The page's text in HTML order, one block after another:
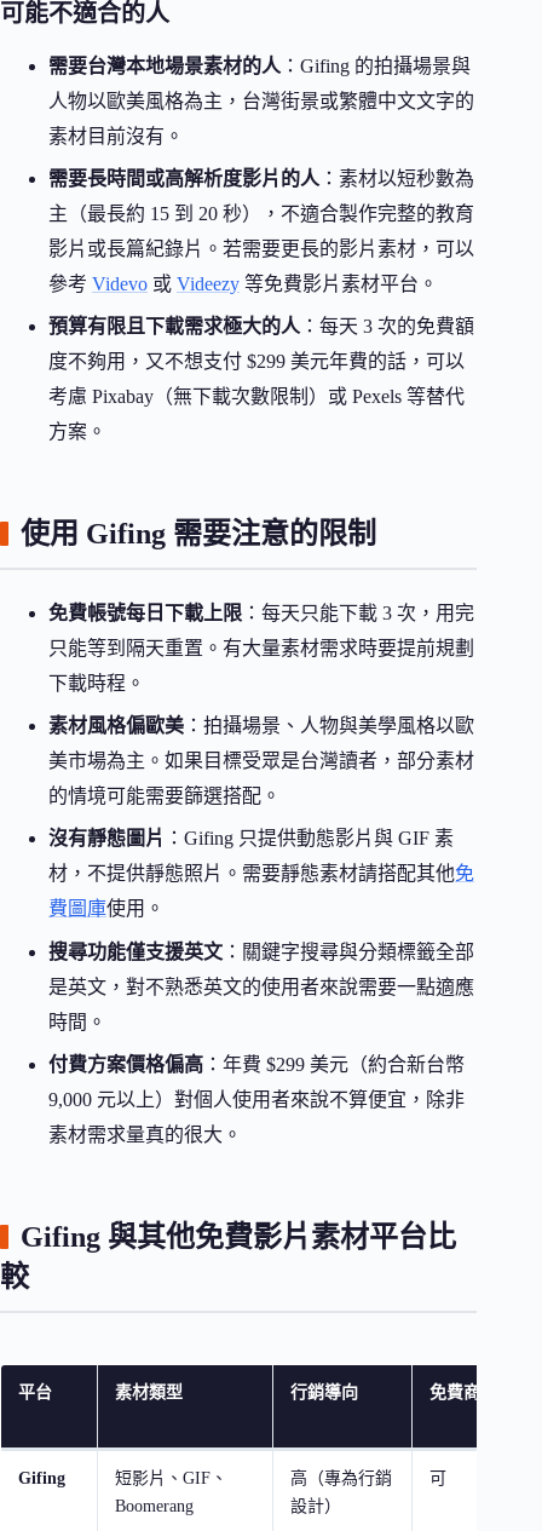
可能不適合的人
需要台灣本地場景素材的人 ：Gifing 的拍攝場景與
人物以歐美風格為主，台灣街景或繁體中文文字的
素材目前沒有。
需要長時間或高解析度影片的人 ：素材以短秒數為
主（最長約 15 到 20 秒），不適合製作完整的教育
影片或長篇紀錄片。若需要更長的影片素材，可以
參考 Videvo 或 Videezy 等免費影片素材平台。
預算有限且下載需求極大的人：每天 3 次的免費額
度不夠用，又不想支付 $299 美元年費的話，可以
考慮 Pixabay（無下載次數限制）或 Pexels 等替代
方案。
使用 Gifing 需要注意的限制
免費帳號每日下載上限 ：每天只能下載 3 次，用完
只能等到隔天重置。有大量素材需求時要提前規劃
下載時程。
素材風格偏歐美 ：拍攝場景、人物與美學風格以歐
美市場為主。如果目標受眾是台灣讀者，部分素材
的情境可能需要篩選搭配。
沒有靜態圖片 ：Gifing 只提供動態影片與 GIF 素
材，不提供靜態照片。需要靜態素材請搭配其他免
費圖庫使用。
搜尋功能僅支援英文 ：關鍵字搜尋與分類標籤全部
是英文，對不熟悉英文的使用者來說需要一點適應
時間。
付費方案價格偏高 ：年費 $299 美元（約合新台幣
9,000 元以上）對個人使用者來說不算便宜，除非
素材需求量真的很大。
Gifing 與其他免費影片素材平台比
較
平台 素材類型 行銷導向 免費商用
Gifing
短影片、GIF、
Boomerang
高（專為行銷
設計）
可